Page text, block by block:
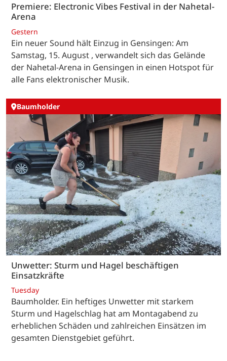
Premiere: Electronic Vibes Festival in der Nahetal-
Arena
Gestern
Ein neuer Sound hält Einzug in Gensingen: Am
Samstag, 15. August , verwandelt sich das Gelände
der Nahetal-Arena in Gensingen in einen Hotspot für
alle Fans elektronischer Musik.
Baumholder
Unwetter: Sturm und Hagel beschäftigen
Einsatzkräfte
Tuesday
Baumholder. Ein heftiges Unwetter mit starkem
Sturm und Hagelschlag hat am Montagabend zu
erheblichen Schäden und zahlreichen Einsätzen im
gesamten Dienstgebiet geführt.